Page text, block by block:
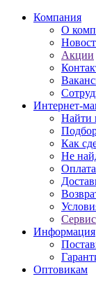
Компания
О
Акции
Интернет-
Найти
Как
Не
Оплата
Сервис
Информация
Оптовикам